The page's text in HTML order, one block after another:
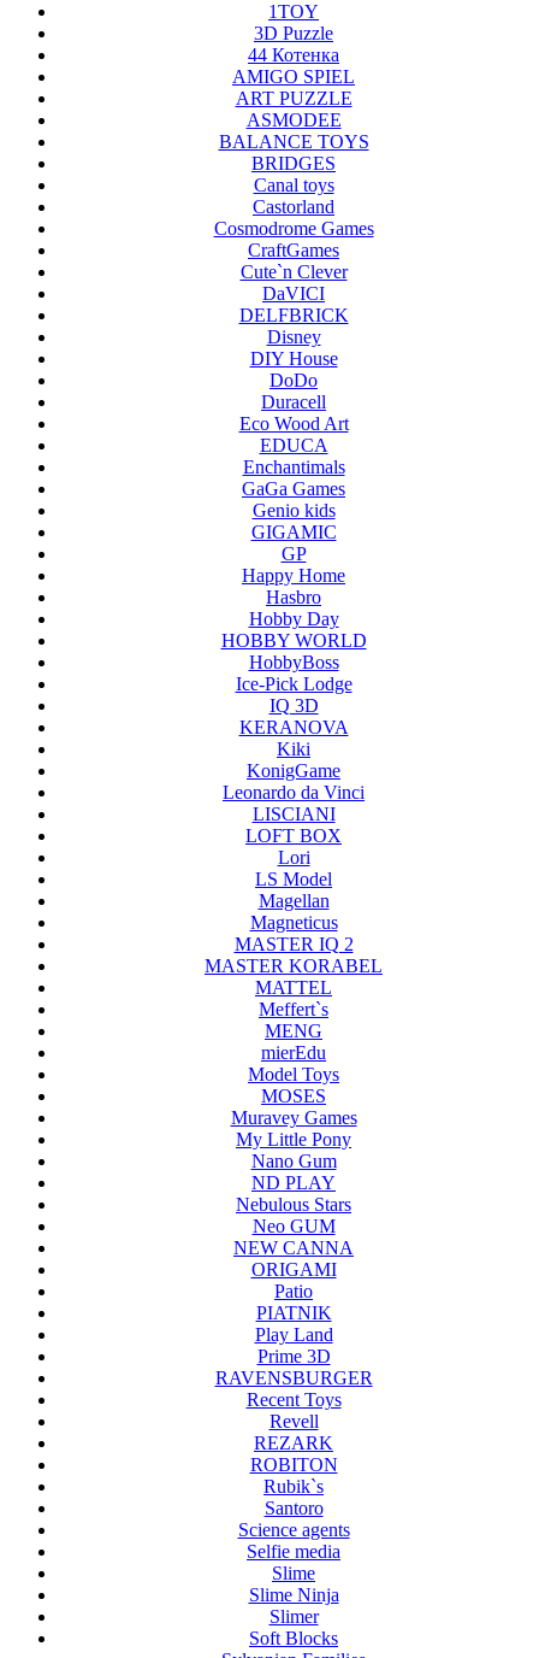
1TOY
3D Puzzle
44 Котенка
AMIGO SPIEL
ART PUZZLE
ASMODEE
BALANCE TOYS
BRIDGES
Canal toys
Castorland
Cosmodrome Games
CraftGames
Cute`n Clever
DaVICI
DELFBRICK
Disney
DIY House
DoDo
Duracell
Eco Wood Art
EDUCA
Enchantimals
GaGa Games
Genio kids
GIGAMIC
GP
Happy Home
Hasbro
Hobby Day
HOBBY WORLD
HobbyBoss
Ice-Pick Lodge
IQ 3D
KERANOVA
Kiki
KonigGame
Leonardo da Vinci
LISCIANI
LOFT BOX
Lori
LS Model
Magellan
Magneticus
MASTER IQ 2
MASTER KORABEL
MATTEL
Meffert`s
MENG
mierEdu
Model Toys
MOSES
Muravey Games
My Little Pony
Nano Gum
ND PLAY
Nebulous Stars
Neo GUM
NEW CANNA
ORIGAMI
Patio
PIATNIK
Play Land
Prime 3D
RAVENSBURGER
Recent Toys
Revell
REZARK
ROBITON
Rubik`s
Santoro
Science agents
Selfie media
Slime
Slime Ninja
Slimer
Soft Blocks